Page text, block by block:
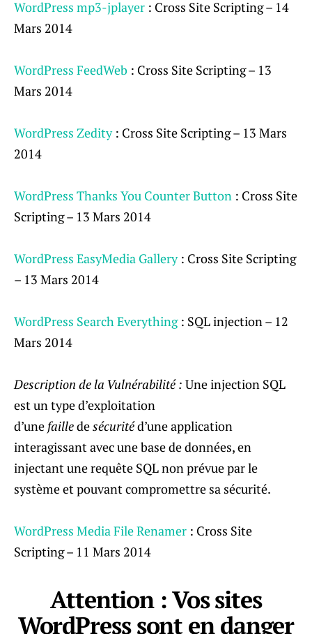
WordPress mp3-jplayer : Cross Site Scripting – 14
Mars 2014
WordPress FeedWeb : Cross Site Scripting – 13
Mars 2014
WordPress Zedity: Cross Site Scripting – 13 Mars
2014
WordPress Thanks You Counter Button : Cross Site
Scripting – 13 Mars 2014
WordPress EasyMedia Gallery: Cross Site Scripting
– 13 Mars 2014
WordPress Search Everything: SQL injection – 12
Mars 2014
Description de la Vulnérabilité : Une injection SQL
est un type d’exploitation
d’une failledesécuritéd’une application
interagissant avec une base de données, en
injectant une requête SQL non prévue par le
système et pouvant compromettre sa sécurité.
WordPress Media File Renamer : Cross Site
Scripting – 11 Mars 2014
Attention : Vos sites
WordPress sont en danger